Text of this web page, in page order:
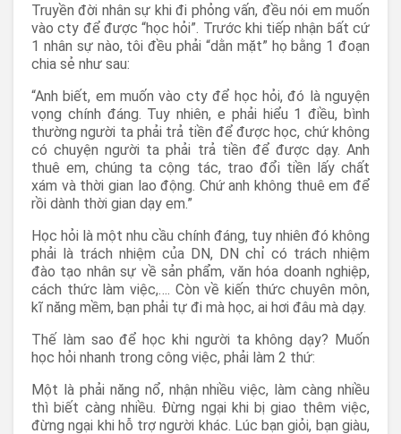
Truyền đời nhân sự khi đi phỏng vấn, đều nói em muốn
vào cty để được “học hỏi”. Trước khi tiếp nhận bất cứ
1 nhân sự nào, tôi đều phải “dằn mặt” họ bằng 1 đoạn
chia sẻ như sau:
“Anh biết, em muốn vào cty để học hỏi, đó là nguyện
vọng chính đáng. Tuy nhiên, e phải hiểu 1 điều, bình
thường người ta phải trả tiền để được học, chứ không
có chuyện người ta phải trả tiền để được dạy. Anh
thuê em, chúng ta cộng tác, trao đổi tiền lấy chất
xám và thời gian lao động. Chứ anh không thuê em để
rồi dành thời gian dạy em.”
Học hỏi là một nhu cầu chính đáng, tuy nhiên đó không
phải là trách nhiệm của DN, DN chỉ có trách nhiệm
đào tạo nhân sự về sản phẩm, văn hóa doanh nghiệp,
cách thức làm việc,…. Còn về kiến thức chuyên môn,
kĩ năng mềm, bạn phải tự đi mà học, ai hơi đâu mà dạy.
Thế làm sao để học khi người ta không dạy? Muốn
học hỏi nhanh trong công việc, phải làm 2 thứ:
Một là phải năng nổ, nhận nhiều việc, làm càng nhiều
thì biết càng nhiều. Đừng ngại khi bị giao thêm việc,
đừng ngại khi hỗ trợ người khác. Lúc bạn giỏi, bạn giàu,